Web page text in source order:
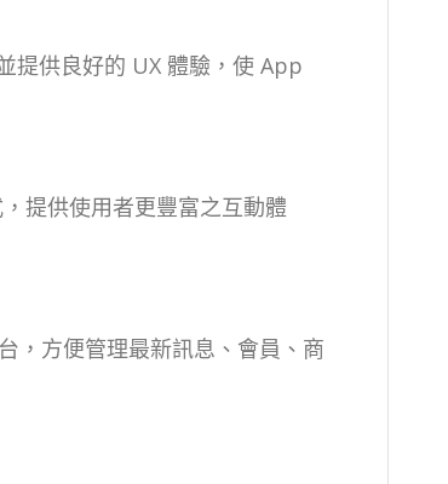
提供良好的 UX 體驗，使 App
提供使用者更豐富之互動體
，方便管理最新訊息、會員、商